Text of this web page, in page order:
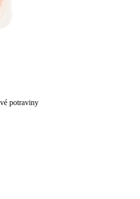
potraviny